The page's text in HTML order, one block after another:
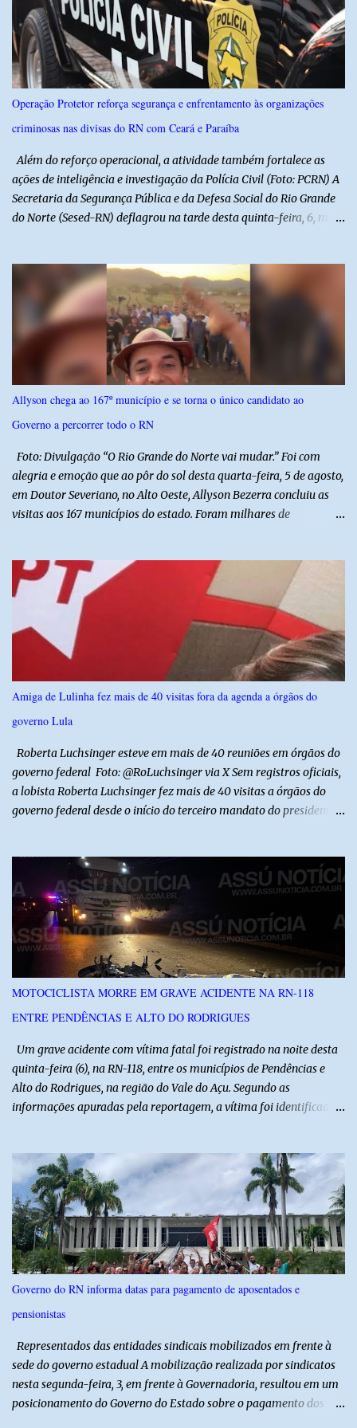
definido pela Secretaria Municipal de Educação do município. É
previsto também que as escolas da rede de ensino público
municipal deverão promover a discussão das letras do Hino
Nacional Brasileiro de modo a estimular os estudantes interpretar
e debater o seu conteúdo. De acordo com o vereador, a Secretaria
Municipal de Educação poderá expedir normas complementares
necessárias ao cumprimento da lei.
Operação Protetor reforça segurança e enfrentamento às organizações
criminosas nas divisas do RN com Ceará e Paraíba
Além do reforço operacional, a atividade também fortalece as
ações de inteligência e investigação da Polícia Civil (Foto: PCRN) A
Secretaria da Segurança Pública e da Defesa Social do Rio Grande
do Norte (Sesed-RN) deflagrou na tarde desta quinta-feira, 6, mais
da segurança pública para o enfrentamento de organizações
criminosas nos municípios localizados nas divisas do Rio Grande
do Norte com os estados do Ceará e da Paraíba. A mobilização,
com concentração e saída de equipes policiais, ocorreu às 16h, no
município de Baraúna, no Oeste potiguar. A operação reúne
efetivos da Polícia Militar do Rio Grande do Norte, da Polícia Civil
do Rio Grande do Norte e da Polícia Militar do Ceará, reforçando a
atuação integrada entre as forças de segurança e intensificando o
combate à criminalidade nas áreas de fronteira interestadual. As
Allyson chega ao 167º município e se torna o único candidato ao
Governo a percorrer todo o RN
Foto: Divulgação “O Rio Grande do Norte vai mudar.” Foi com
alegria e emoção que ao pôr do sol desta quarta-feira, 5 de agosto,
em Doutor Severiano, no Alto Oeste, Allyson Bezerra concluiu as
visitas aos 167 municípios do estado. Foram milhares de
Governador Allyson Bezerra concluiu as agendas do 167 Razões RN
após visitar todas as cidades potiguares, dos pequenos municípios
aos maiores centros do estado. A caminhada começou em 29 de
março pelo município de Touros, Marco Zero da BR-101 e foi
concluída nesta quarta-feira depois de 129 dias entre a primeira e
a última visita. Os registros estão sendo publicados no perfil do
Instagram @167RazoesRN Ao longo do percurso, Allyson conheceu
de perto as potencialidades, as belezas, a cultura e a força do povo,
mas também ouviu os dramas e as necessidades enfrentadas pelas
Amiga de Lulinha fez mais de 40 visitas fora da agenda a órgãos do
governo Lula
Roberta Luchsinger esteve em mais de 40 reuniões em órgãos do
governo federal Foto: @RoLuchsinger via X Sem registros oficiais,
a lobista Roberta Luchsinger fez mais de 40 visitas a órgãos do
governo federal desde o início do terceiro mandato do presidente
públicos que participam dos encontros. Em duas oportunidades, a
lobista esteve no Palácio do Planalto e no gabinete do ministro do
Desenvolvimento Social, Wellington Dias, acompanhada do então
sócio de Lulinha. Os encontros não foram registrados nas agendas
oficiais. Fábio Luís é alvo de inquérito aberto nesta quinta-feira,
30, a pedido da PF, que apura se ele utilizou a influência do pai
para defender interesses empresariais com a administração
pública. Segundo a Polícia Federal, a atuação dele contou com a
ajuda de Luchsinger e se concentrou no Ministério da Saúde e no
MOTOCICLISTA MORRE EM GRAVE ACIDENTE NA RN-118
ENTRE PENDÊNCIAS E ALTO DO RODRIGUES
Um grave acidente com vítima fatal foi registrado na noite desta
quinta-feira (6), na RN-118, entre os municípios de Pendências e
Alto do Rodrigues, na região do Vale do Açu. Segundo as
informações apuradas pela reportagem, a vítima foi identificada
quando, ao passar por uma curva, perdeu o controle do veículo e
acabou colidindo frontalmente com um caminhão pertencente à
empresa CLC. Com a violência do impacto, o motociclista morreu
ainda no local. A ambulância do Hospital de Alto do Rodrigues foi
acionada para prestar socorro, porém, ao chegar, a equipe
constatou que a vítima já estava sem sinais vitais. A força da
colisão foi tão intensa que diversas peças da motocicleta ficaram
espalhadas pela rodovia, evidenciando a gravidade do acidente. A
Polícia Militar realizou o isolamento da área para garantir a
Governo do RN informa datas para pagamento de aposentados e
pensionistas
Representados das entidades sindicais mobilizados em frente à
sede do governo estadual A mobilização realizada por sindicatos
nesta segunda-feira, 3, em frente à Governadoria, resultou em um
posicionamento do Governo do Estado sobre o pagamento dos